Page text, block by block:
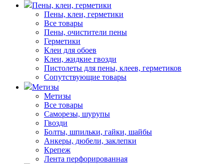
Пены, клеи, герметики
Пены, клеи, герметики
Все товары
Пены, очистители пены
Герметики
Клеи для обоев
Клеи, жидкие гвозди
Пистолеты для пены, клеев, герметиков
Сопутствующие товары
Метизы
Метизы
Все товары
Саморезы, шурупы
Гвозди
Болты, шпильки, гайки, шайбы
Анкеры, дюбели, заклепки
Крепеж
Лента перфорированная